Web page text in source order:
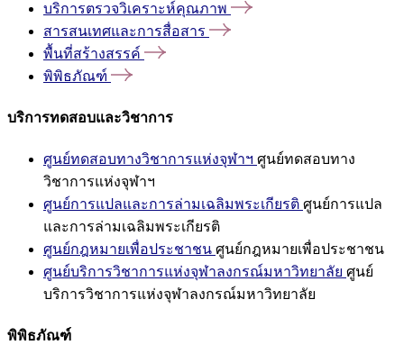
บริการตรวจวิเคราะห์คุณภาพ
สารสนเทศและการสื่อสาร
พื้นที่สร้างสรรค์
พิพิธภัณฑ์
บริการทดสอบและวิชาการ
ศูนย์ทดสอบทางวิชาการแห่งจุฬาฯ ศูนย์ทดสอบทาง
วิชาการแห่งจุฬาฯ
ศูนย์การแปลและการล่ามเฉลิมพระเกียรติ ศูนย์การแปล
และการล่ามเฉลิมพระเกียรติ
ศูนย์กฎหมายเพื่อประชาชน ศูนย์กฎหมายเพื่อประชาชน
ศูนย์บริการวิชาการแห่งจุฬาลงกรณ์มหาวิทยาลัย ศูนย์
บริการวิชาการแห่งจุฬาลงกรณ์มหาวิทยาลัย
พิพิธภัณฑ์